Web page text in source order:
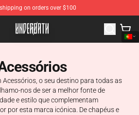
shipping on orders over $100
- Official Underoath Merchandise Shop
Acessórios, o seu destino para todas as
nos de ser a melhor fonte de
e estilo que complementam
por esta marca icónica. De chapéus e